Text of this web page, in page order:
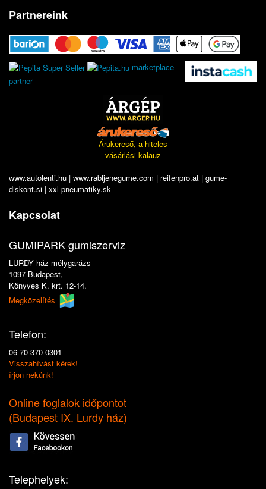
Partnereink
marketplace
partner
Árukereső, a hiteles
vásárlási kalauz
www.autolenti.hu | www.rabljenegume.com | reifenpro.at | gume-
diskont.si | xxl-pneumatiky.sk
Kapcsolat
GUMIPARK gumiszerviz
LURDY ház mélygarázs
1097 Budapest,
Könyves K. krt. 12-14.
Megközelítés
Telefon:
06 70 370 0301
Visszahívást kérek!
írjon nekünk!
Online foglalok időpontot
(Budapest IX. Lurdy ház)
Telephelyek: